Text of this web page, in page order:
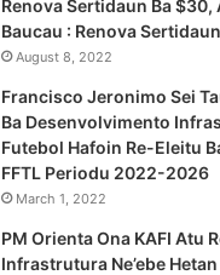
Renova Sertidaun Ba
Baucau : Renova Sertidaun
August 8, 2022
Francisco Jeronimo Sei
Ba Desenvolvimento
Futebol Hafoin Re-Eleitu
FFTL Periodu 2022-2026
March 1, 2022
PM Orienta Ona KAFI Atu
Infrastrutura Ne’ebe